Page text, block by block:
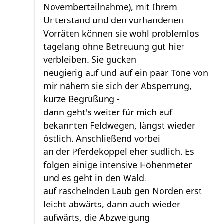
Novemberteilnahme), mit Ihrem
Unterstand und den vorhandenen
Vorräten können sie wohl problemlos
tagelang ohne Betreuung gut hier
verbleiben. Sie gucken
neugierig auf und auf ein paar Töne von
mir nähern sie sich der Absperrung,
kurze Begrüßung -
dann geht's weiter für mich auf
bekannten Feldwegen, längst wieder
östlich. Anschließend vorbei
an der Pferdekoppel eher südlich. Es
folgen einige intensive Höhenmeter
und es geht in den Wald,
auf raschelnden Laub gen Norden erst
leicht abwärts, dann auch wieder
aufwärts, die Abzweigung